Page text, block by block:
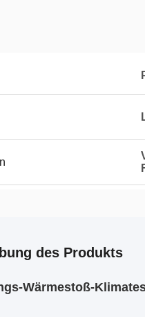
des Produkts
Wärmestoß-